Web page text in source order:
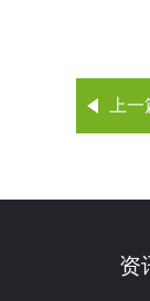
上
资